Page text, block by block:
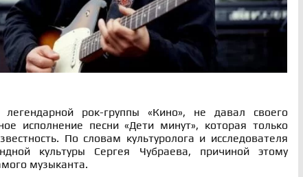
рок-группы «Кино», не давал своего
исполнение песни «Дети минут», которая только
По словам культуролога и исследователя
культуры Сергея Чубраева, причиной этому
музыканта.